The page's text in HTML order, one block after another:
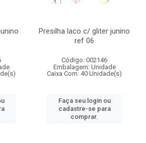
Presilha laco c/ gliter junino
ref 06
Código: 002146
Embalagem: Unidade
Caixa Com: 40 Unidade(s)
Faça seu login ou
cadastre-se para
comprar.